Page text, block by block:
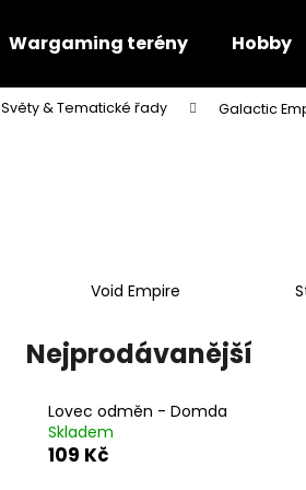
Wargaming terény Hobby
Světy & Tematické řady Galactic
Void Empire
Nejprodávanější
Lovec odměn - Domda
Skladem
109 Kč
Co potřebujete
Doporučujeme